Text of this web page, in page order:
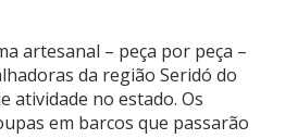
artesanal – peça por peça –
da região Seridó do
atividade no estado. Os
em barcos que passarão